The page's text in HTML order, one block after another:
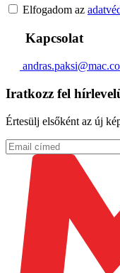
Elfogadom az
Kapcsolat
Iratkozz fel
Értesülj elsőként az új